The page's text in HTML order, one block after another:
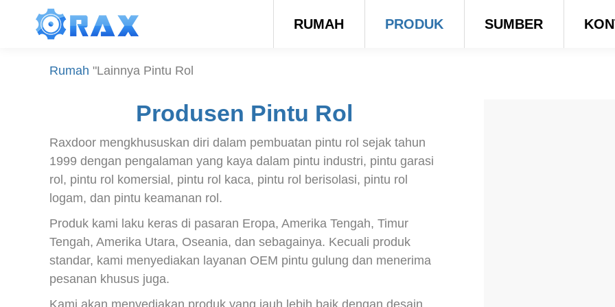
RUMAH PRODUK SUMBER
Rumah "Lainnya Pintu Rol
Produsen Pintu Rol
Raxdoor mengkhususkan diri dalam pembuatan pintu rol sejak tahun
1999 dengan pengalaman yang kaya dalam pintu industri, pintu garasi
rol, pintu rol komersial, pintu rol kaca, pintu rol berisolasi, pintu rol
logam, dan pintu keamanan rol.
Produk kami laku keras di pasaran Eropa, Amerika Tengah, Timur
Tengah, Amerika Utara, Oseania, dan sebagainya. Kecuali produk
standar, kami menyediakan layanan OEM pintu gulung dan menerima
pesanan khusus juga.
Kami akan menyediakan produk yang jauh lebih baik dengan desain